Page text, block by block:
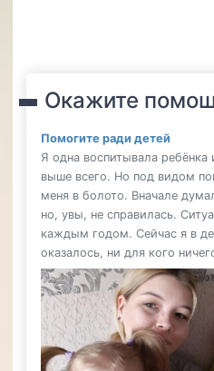
Окажите
Помогите ради детей
Я одна воспитывала ребёнка
выше всего. Но под видом
меня в болото. Вначале
но, увы, не справилась.
каждым годом. Сейчас я в
оказалось, ни для кого